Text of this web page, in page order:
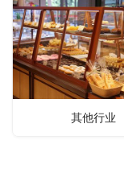
其他行业